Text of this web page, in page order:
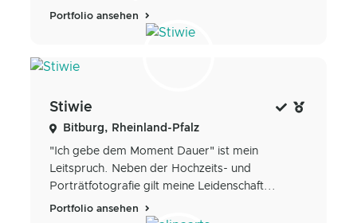
Portfolio ansehen
Stiwie
Bitburg, Rheinland-Pfalz
"Ich gebe dem Moment Dauer" ist mein
Leitspruch. Neben der Hochzeits- und
Porträtfotografie gilt meine Leidenschaft...
Portfolio ansehen